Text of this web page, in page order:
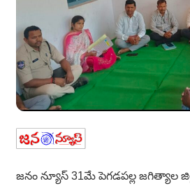
జనం న్యూస్ 31మే పెగడపల్ల జగిత్యాల